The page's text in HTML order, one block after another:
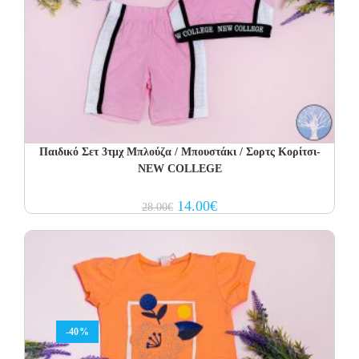
Παιδικό Σετ 3τμχ Μπλούζα / Μπουστάκι / Σορτς Κορίτσι-
NEW COLLEGE
28.00€ Original
price
14.00€Current
price
-40%